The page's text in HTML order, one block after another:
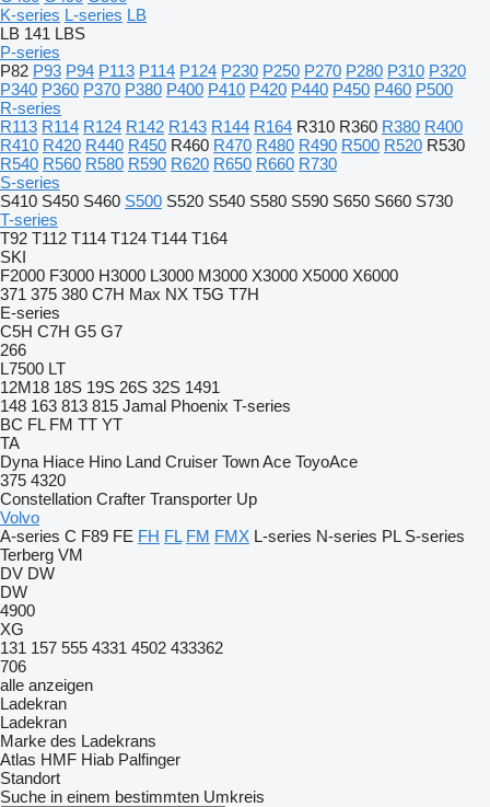
K-series L-series LB
LB 141 LBS
P-series
P82 P93 P94 P113 P114 P124 P230 P250 P270 P280 P310 P320
P340 P360 P370 P380 P400 P410 P420 P440 P450 P460 P500
R-series
R113 R114 R124 R142 R143 R144 R164 R310 R360 R380 R400
R410 R420 R440 R450 R460 R470 R480 R490 R500 R520 R530
R540 R560 R580 R590 R620 R650 R660 R730
S-series
S410 S450 S460 S500 S520 S540 S580 S590 S650 S660 S730
T-series
T92 T112 T114 T124 T144 T164
SKI
F2000 F3000 H3000 L3000 M3000 X3000 X5000 X6000
371 375 380 C7H Max NX T5G T7H
E-series
C5H C7H G5 G7
266
L7500 LT
12M18 18S 19S 26S 32S 1491
148 163 813 815 Jamal Phoenix T-series
BC FL FM TT YT
TA
Dyna Hiace Hino Land Cruiser Town Ace ToyoAce
375 4320
Constellation Crafter Transporter Up
Volvo
A-series C F89 FE FH FL FM FMX L-series N-series PL S-series
Terberg VM
DV DW
DW
4900
XG
131 157 555 4331 4502 433362
706
alle anzeigen
Ladekran
Ladekran
Marke des Ladekrans
Atlas HMF Hiab Palfinger
Standort
Suche in einem bestimmten Umkreis